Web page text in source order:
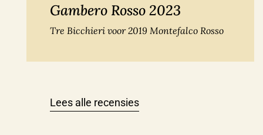
Gambero Rosso 2023
Tre Bicchieri voor 2019 Montefalco Rosso
Lees alle recensies